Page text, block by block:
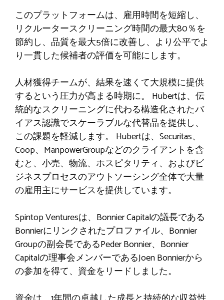
このプラットフォームは、雇用時間を短縮し、
リクルータースクリーニング時間の最大80％を
節約し、品質を最大5倍に改善し、より公平でよ
り一貫した候補者の評価を可能にします。
人材獲得チームが、結果を速くて大規模に提供
するという圧力が高まる時期に。 Hubertは、伝
統的なスクリーニングに代わる構造化されたバ
イアス認識でスケーラブルな代替品を提供し、
この課題を軽減します。 Hubertは、Securitas、
Coop、ManpowerGroupなどのクライアントを含
むと、小売、物流、ホスピタリティ、およびビ
ジネスプロセスのアウトソーシング全体で大量
の雇用主にサービスを提供しています。
Spintop Venturesは、Bonnier Capitalの議長である
Bonnierにリンクされたプロファイル、Bonnier
Groupの副会長であるPeder Bonnier、Bonnier
Capitalの理事会メンバーであるJoen Bonnierから
の参加を得て、資金をリードしました。